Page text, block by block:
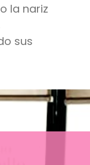
la nariz
sus